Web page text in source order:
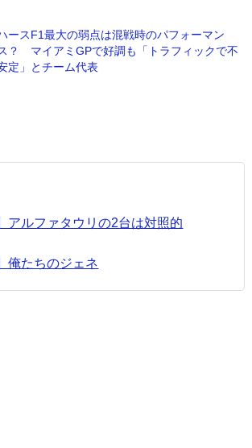
ースF1最大の弱点は混戦時のパフォーマン
？ マイアミGPで好調も「トラフィックで不
定」とチーム代表
アルファタウリの2台は対照的
俺たちのジェネ